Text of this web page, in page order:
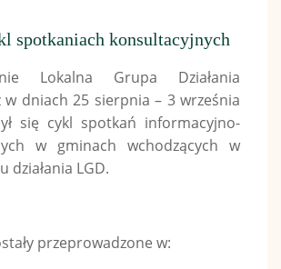
spotkaniach konsultacyjnych
Lokalna Grupa Działania
dniach 25 sierpnia – 3 września
się cykl spotkań informacyjno-
w gminach wchodzących w
działania LGD.
przeprowadzone w: